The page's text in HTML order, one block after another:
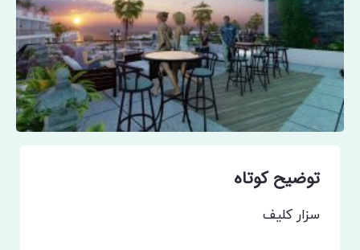
توضیح کوتاه
سزار کلیف